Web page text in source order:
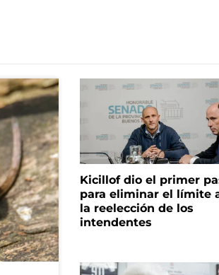
Kicillof dio el primer
para eliminar el límite
la reelección de los
intendentes